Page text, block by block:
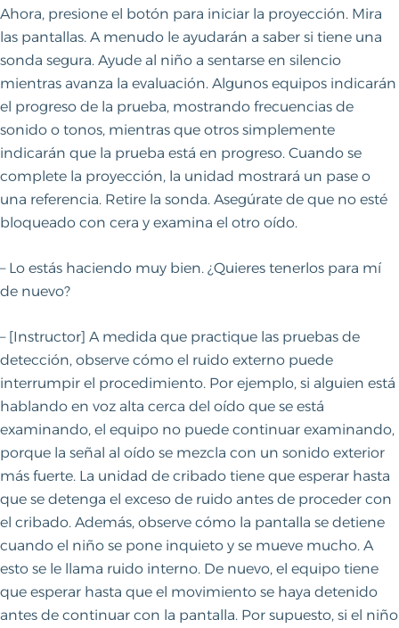
Ahora, presione el botón para iniciar la proyección. Mira
las pantallas. A menudo le ayudarán a saber si tiene una
sonda segura. Ayude al niño a sentarse en silencio
mientras avanza la evaluación. Algunos equipos indicarán
el progreso de la prueba, mostrando frecuencias de
sonido o tonos, mientras que otros simplemente
indicarán que la prueba está en progreso. Cuando se
complete la proyección, la unidad mostrará un pase o
una referencia. Retire la sonda. Asegúrate de que no esté
bloqueado con cera y examina el otro oído.
– Lo estás haciendo muy bien. ¿Quieres tenerlos para mí
de nuevo?
– [Instructor] A medida que practique las pruebas de
detección, observe cómo el ruido externo puede
interrumpir el procedimiento. Por ejemplo, si alguien está
hablando en voz alta cerca del oído que se está
examinando, el equipo no puede continuar examinando,
porque la señal al oído se mezcla con un sonido exterior
más fuerte. La unidad de cribado tiene que esperar hasta
que se detenga el exceso de ruido antes de proceder con
el cribado. Además, observe cómo la pantalla se detiene
cuando el niño se pone inquieto y se mueve mucho. A
esto se le llama ruido interno. De nuevo, el equipo tiene
que esperar hasta que el movimiento se haya detenido
antes de continuar con la pantalla. Por supuesto, si el niño